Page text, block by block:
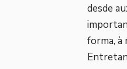
desde
forma, à